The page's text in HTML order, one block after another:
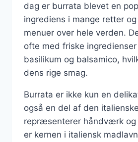
dag er burrata blevet en
ingrediens i mange retter
menuer over hele verden.
ofte med friske
basilikum og balsamico,
dens rige smag.
Burrata er ikke kun en
også en del af den
repræsenterer håndværk og
er kernen i italiensk